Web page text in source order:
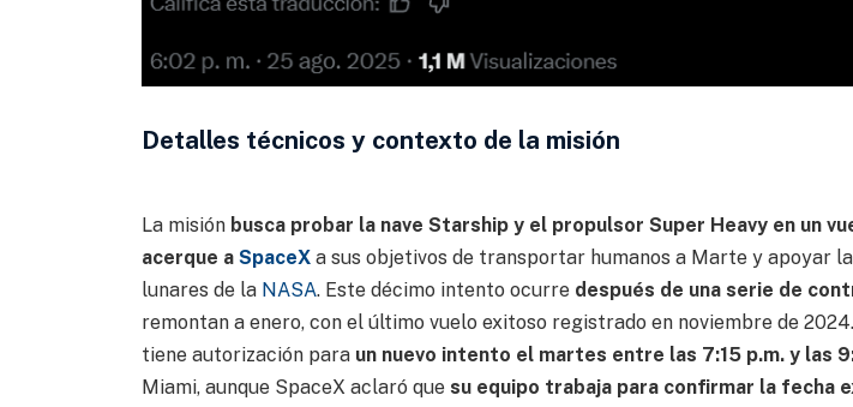
Detalles técnicos y contexto de la misión
La misión busca probar la nave Starship y el propulsor Super Heavy en un
acerque a SpaceXa sus objetivos de transportar humanos a Marte y apoyar
lunares de la NASA. Este décimo intento ocurre después de una serie de
remontan a enero, con el último vuelo exitoso registrado en noviembre de
tiene autorización paraun nuevo intento el martes entre las 7:15 p.m. y las
Miami, aunque SpaceX aclaró quesu equipo trabaja para confirmar la fecha